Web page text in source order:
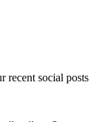
recent social posts